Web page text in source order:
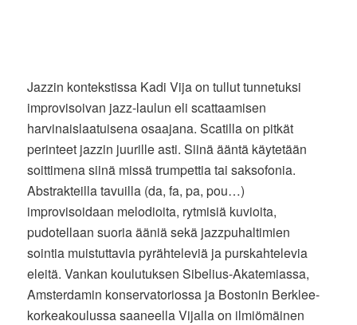
Jazzin kontekstissa Kadi Vija on tullut tunnetuksi
improvisoivan jazz-laulun eli scattaamisen
harvinaislaatuisena osaajana. Scatilla on pitkät
perinteet jazzin juurille asti. Siinä ääntä käytetään
soittimena siinä missä trumpettia tai saksofonia.
Abstrakteilla tavuilla (da, fa, pa, pou…)
improvisoidaan melodioita, rytmisiä kuvioita,
pudotellaan suoria ääniä sekä jazzpuhaltimien
sointia muistuttavia pyrähteleviä ja purskahtelevia
eleitä. Vankan koulutuksen Sibelius-Akatemiassa,
Amsterdamin konservatoriossa ja Bostonin Berklee-
korkeakoulussa saaneella Vijalla on ilmiömäinen